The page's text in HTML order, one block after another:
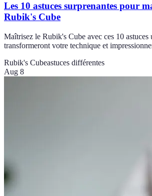
Les 10 astuces surprenantes pour
Rubik's Cube
Maîtrisez le Rubik's Cube avec ces 10 astuces
transformeront votre technique et
Rubik's Cubeastuces différentes
Aug 8